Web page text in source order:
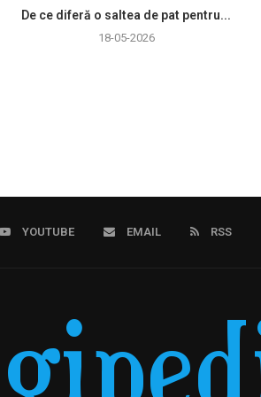
De ce diferă o saltea de pat pentru...
18-05-2026
YOUTUBE EMAIL RSS